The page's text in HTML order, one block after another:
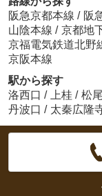
阪急京都本線 / 阪
山陰本線 / 京都地
京福電気鉄道北野
京阪本線
駅から探す
洛西口 / 上桂 / 松
丹波口 / 太秦広隆